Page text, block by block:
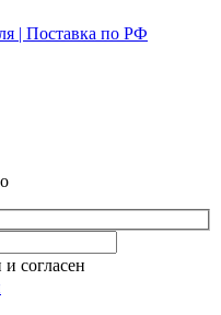
| Поставка по РФ
согласен